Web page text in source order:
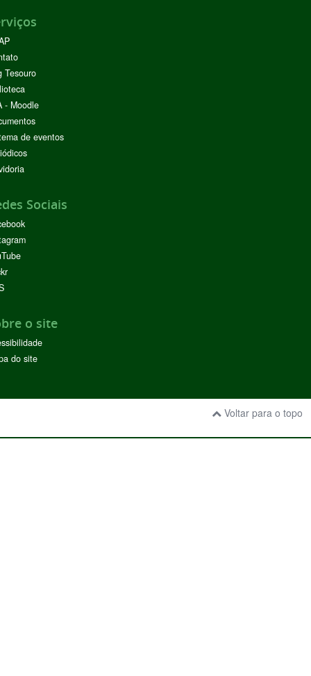
Tesouro
- Moodle
de eventos
Sociais
o site
do site
Voltar para o topo